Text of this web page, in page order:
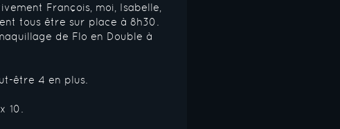
François, moi, Isabelle,
tous être sur place à 8h30.
de Flo en Double à
être 4 en plus.
10.